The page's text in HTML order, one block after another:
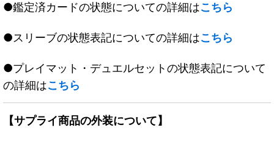
●鑑定済カードの状態についての詳細はこちら
●スリーブの状態表記についての詳細はこちら
●プレイマット・デュエルセットの状態表記について
の詳細はこちら
【サプライ商品の外装について】